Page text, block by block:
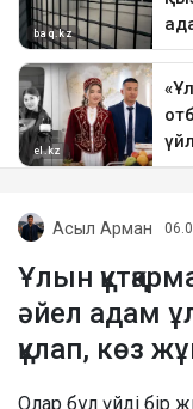
Асыл Арман
Ұлын
әйел адам
құлап, көз
Олар бұл үйді бір